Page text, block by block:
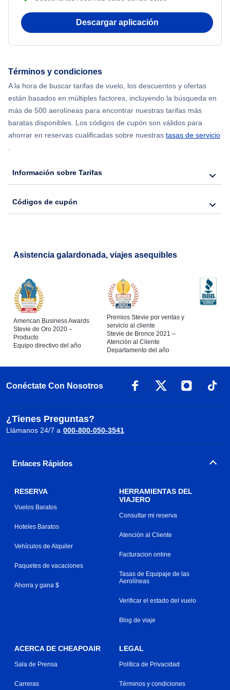
Flights from Nueva York to Atenas
Flights from Shanghai to Nueva York
Flights from Delhi to Nueva York
Flights from Chicago to Delhi
Flights from Nueva York to Seúl
Flights from Nueva York to Barcelona
Descargar aplicación
Términos y condiciones
A la hora de buscar tarifas de vuelo, los descuentos y ofertas
están basados en múltiples factores, incluyendo la búsqueda en
más de 500 aerolíneas para encontrar nuestras tarifas más
baratas disponibles. Los códigos de cupón son válidos para
ahorrar en reservas cualificadas sobre nuestras tasas de servicio
.
Información sobre Tarifas
Códigos de cupón
Asistencia galardonada, viajes asequibles
American Business Awards
Stevie de Oro 2020 –
Producto
Equipo directivo del año
Premios Stevie por ventas y
servicio al cliente
Stevie de Bronce 2021 –
Atención al Cliente
Departamento del año
Conéctate Con Nosotros
¿Tienes Preguntas?
Llámanos 24/7 a 000-800-050-3541
Enlaces Rápidos
RESERVA
Vuelos Baratos
Hoteles Baratos
Vehículos de Alquiler
Paquetes de vacaciones
Ahorra y gana $
HERRAMIENTAS DEL
VIAJERO
Consultar mi reserva
Atención al Cliente
Facturacion online
Tasas de Equipaje de las
Aerolíneas
Verificar el estado del vuelo
Blog de viaje
ACERCA DE CHEAPOAIR
Sala de Prensa
Carreras
LEGAL
Política de Privacidad
Términos y condiciones